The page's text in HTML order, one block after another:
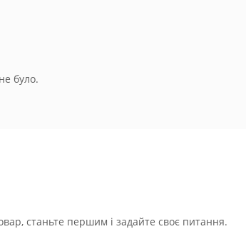
було.
станьте першим і задайте своє питання.